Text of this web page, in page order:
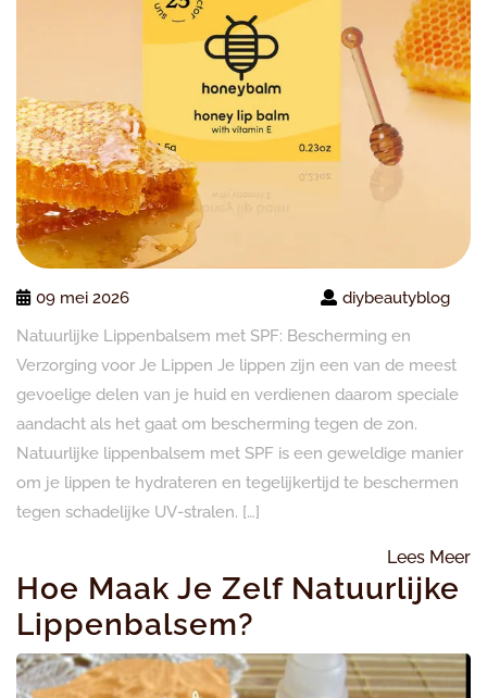
09 mei 2026
diybeautyblog
Natuurlijke Lippenbalsem met SPF: Bescherming en
Verzorging voor Je Lippen Je lippen zijn een van de meest
gevoelige delen van je huid en verdienen daarom speciale
aandacht als het gaat om bescherming tegen de zon.
Natuurlijke lippenbalsem met SPF is een geweldige manier
om je lippen te hydrateren en tegelijkertijd te beschermen
tegen schadelijke UV-stralen. […]
Lees Meer
Hoe Maak Je Zelf Natuurlijke
Lippenbalsem?